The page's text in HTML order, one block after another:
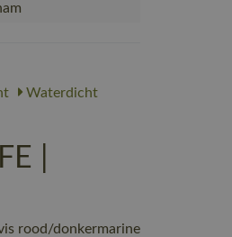
Waterdicht
|
rood/donkermarine